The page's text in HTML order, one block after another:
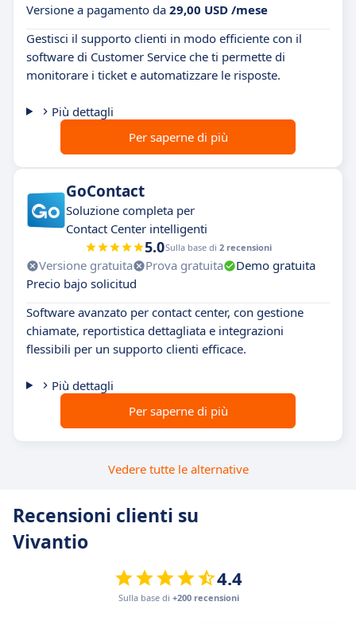
Versione a pagamento da 29,00 USD /mese
Gestisci il supporto clienti in modo efficiente con il
software di Customer Service che ti permette di
monitorare i ticket e automatizzare le risposte.
Più dettagli
Per saperne di più
GoContact
Soluzione completa per
Contact Center intelligenti
5.0Sulla base di 2 recensioni
Versione gratuita Prova gratuita
Demo gratuita
Precio bajo solicitud
Software avanzato per contact center, con gestione
chiamate, reportistica dettagliata e integrazioni
flessibili per un supporto clienti efficace.
Più dettagli
Per saperne di più
Vedere tutte le alternative
Recensioni clienti su
Vivantio
4.4
Sulla base di +200 recensioni